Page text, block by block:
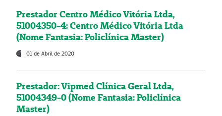
Prestador Centro Médico Vitória Ltda,
51004350-4: Centro Médico Vitória Ltda
(Nome Fantasia: Policlínica Master)
01 de Abril de 2020
Prestador: Vipmed Clínica Geral Ltda,
51004349-0 (Nome Fantasia: Policlínica
Master)